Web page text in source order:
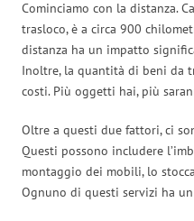
Cominciamo con la distanza.
trasloco, è a circa 900
distanza ha un impatto
Inoltre, la quantità di beni da
costi. Più oggetti hai, più
Oltre a questi due fattori, ci
Questi possono includere
montaggio dei mobili, lo
Ognuno di questi servizi ha